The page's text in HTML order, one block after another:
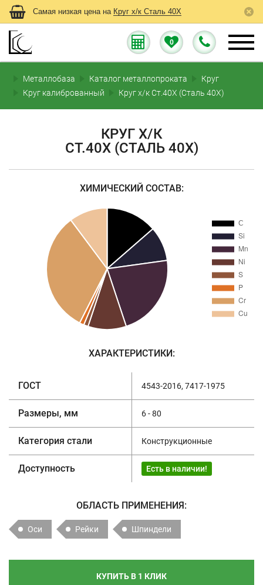
Самая низкая цена на Круг х/к Сталь 40Х
0
Металлобаза Каталог металлопроката
Круг
Круг калиброванный
Круг х/к Ст.40Х (Сталь 40Х)
КРУГ Х/К
СТ.40Х (СТАЛЬ 40Х)
ХИМИЧЕСКИЙ СОСТАВ:
ХАРАКТЕРИСТИКИ:
ГОСТ 4543-2016, 7417-1975
Размеры, мм 6 - 80
Категория стали Конструкционные
Доступность Есть в наличии!
ОБЛАСТЬ ПРИМЕНЕНИЯ:
Оси Рейки Шпиндели
КУПИТЬ В 1 КЛИК